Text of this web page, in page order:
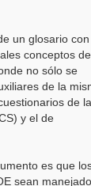
un glosario con
conceptos
no sólo se
de la
de la
y el de
es que
sean